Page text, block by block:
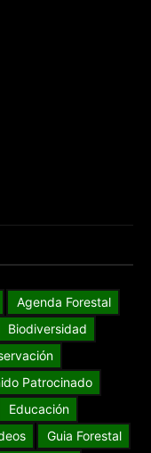
Agenda Forestal
Biodiversidad
Patrocinado
Educación
Guia Forestal